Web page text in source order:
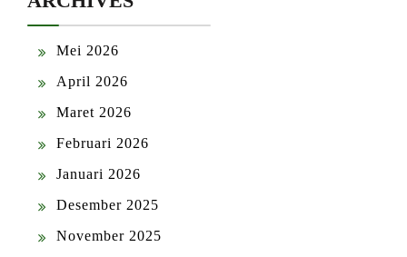
Mei 2026
April 2026
Maret 2026
Februari 2026
Januari 2026
Desember 2025
November 2025